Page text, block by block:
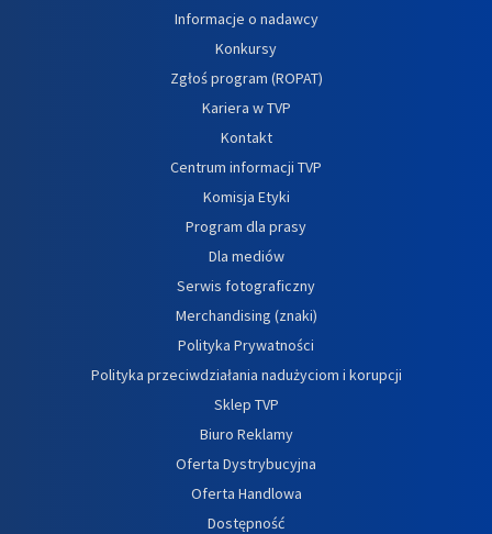
Informacje o nadawcy
Konkursy
Zgłoś program (ROPAT)
Kariera w TVP
Kontakt
Centrum informacji TVP
Komisja Etyki
Program dla prasy
Dla mediów
Serwis fotograficzny
Merchandising (znaki)
Polityka Prywatności
Polityka przeciwdziałania nadużyciom i korupcji
Sklep TVP
Biuro Reklamy
Oferta Dystrybucyjna
Oferta Handlowa
Dostępność